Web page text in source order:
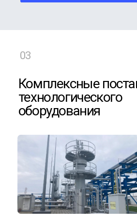
Научно-исследовательские
и опытно-конструкторские
работы
Мы разрабатываем и внедряем